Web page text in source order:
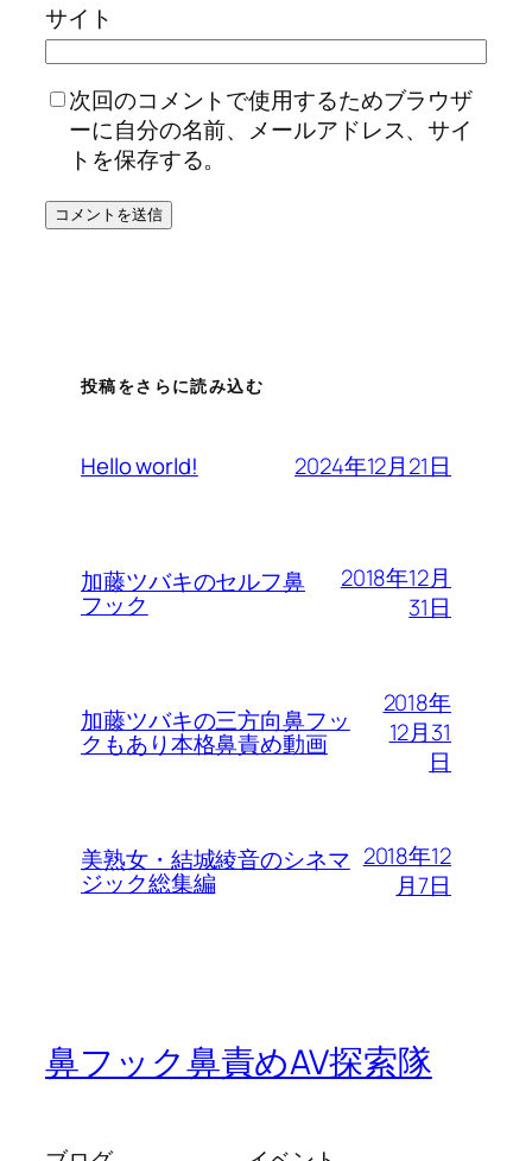
サイト
次回のコメントで使用するためブラウザ
ーに自分の名前、メールアドレス、サイ
トを保存する。
投稿をさらに読み込む
Hello world! 2024年12月21日
加藤ツバキのセルフ鼻
フック
2018年12月
31日
加藤ツバキの三方向鼻フッ
クもあり本格鼻責め動画
2018年
12月31
日
美熟女・結城綾音のシネマ
ジック総集編
2018年12
月7日
鼻フック鼻責めAV探索隊